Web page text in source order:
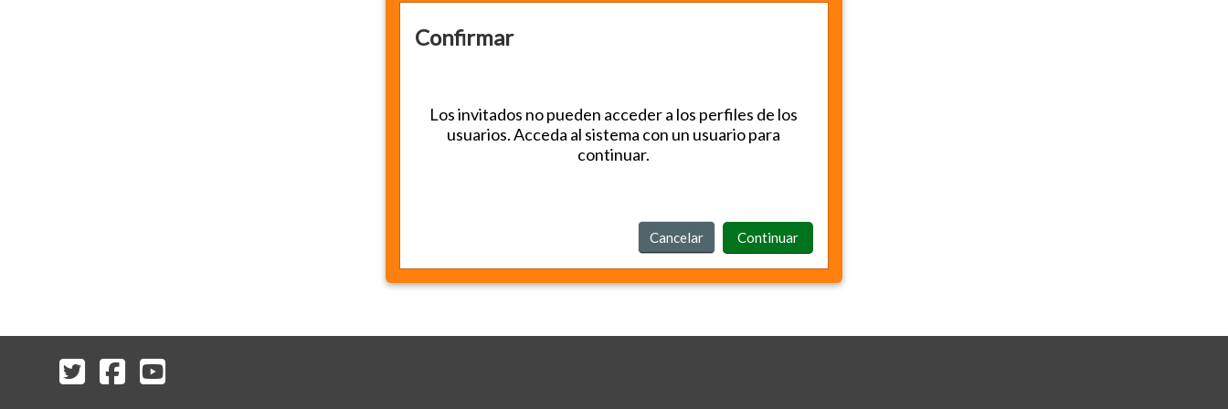
Confirmar
Los invitados no pueden acceder a los perfiles de los
usuarios. Acceda al sistema con un usuario para
continuar.
Cancelar Continuar